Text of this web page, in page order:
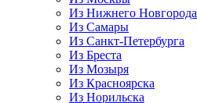
Из Нижнего Новгорода
Из Самары
Из Санкт-Петербурга
Из Бреста
Из Мозыря
Из Красноярска
Из Норильска